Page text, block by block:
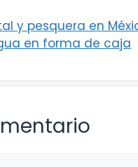
y pesquera en
en forma de caja